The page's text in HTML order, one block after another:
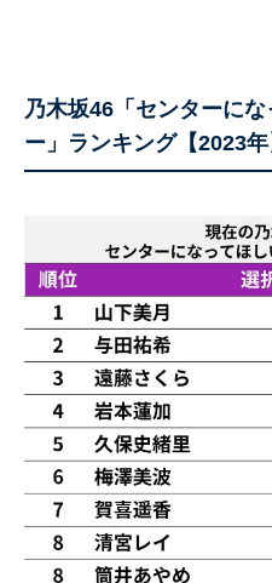
乃木坂46「センターに
ー」ランキング【2023年